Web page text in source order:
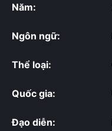
Năm:
Ngôn ngữ:
Thể loại:
Quốc gia:
Đạo diễn: